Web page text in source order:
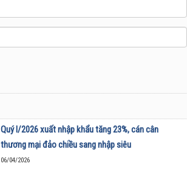
Quý I/2026 xuất nhập khẩu tăng 23%, cán cân
thương mại đảo chiều sang nhập siêu
06/04/2026